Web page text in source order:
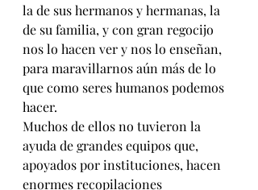
la de sus hermanos y hermanas, la
de su familia, y con gran regocijo
nos lo hacen ver y nos lo enseñan,
para maravillarnos aún más de lo
que como seres humanos podemos
hacer.
Muchos de ellos no tuvieron la
ayuda de grandes equipos que,
apoyados por instituciones, hacen
enormes recopilaciones